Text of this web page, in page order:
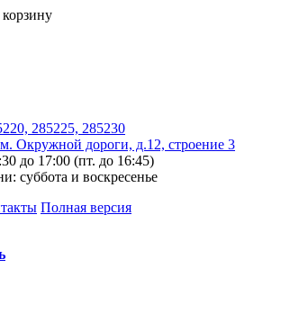
285225, 285230
Окружной дороги, д.12, строение 3
до 17:00 (пт. до 16:45)
суббота и воскресенье
Полная версия